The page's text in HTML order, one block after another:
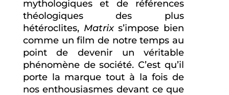
mythologiques et de références
théologiques des plus
hétéroclites, Matrixs’impose bien
comme un film de notre temps au
point de devenir un véritable
phénomène de société. C’est qu’il
porte la marque tout à la fois de
nos enthousiasmes devant ce que